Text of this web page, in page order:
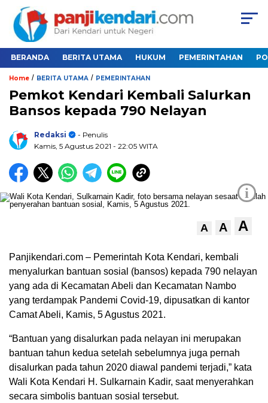
BERANDA BERITA UTAMA HUKUM PEMERINTAHAN
Home / BERITA UTAMA / PEMERINTAHAN
Pemkot Kendari Kembali Salurkan
Bansos kepada 790 Nelayan
Redaksi
- Penulis
Kamis, 5 Agustus 2021 - 22:05 WITA
i
A A A
Panjikendari.com – Pemerintah Kota Kendari, kembali
menyalurkan bantuan sosial (bansos) kepada 790 nelayan
yang ada di Kecamatan Abeli dan Kecamatan Nambo
yang terdampak Pandemi Covid-19, dipusatkan di kantor
Camat Abeli, Kamis, 5 Agustus 2021.
“Bantuan yang disalurkan pada nelayan ini merupakan
bantuan tahun kedua setelah sebelumnya juga pernah
disalurkan pada tahun 2020 diawal pandemi terjadi,” kata
Wali Kota Kendari H. Sulkarnain Kadir, saat menyerahkan
secara simbolis bantuan sosial tersebut.